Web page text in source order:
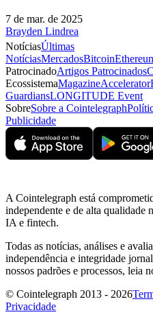
7 de mar. de 2025
Brayden Lindrea
NotíciasÚltimas
NotíciasMercadosBitcoin
PatrocinadoArtigos Patrocinados
EcossistemaMagazineAccelerator
GuardiansLONGITUDE Event
SobreSobre a Cointelegraph
Publicidade
A Cointelegraph está
independente e de alta qualidade
IA e fintech.
Todas as notícias, análises e
independência e integridade
nossos padrões e processos, leia
© Cointelegraph 2013 - 2026
Privacidade